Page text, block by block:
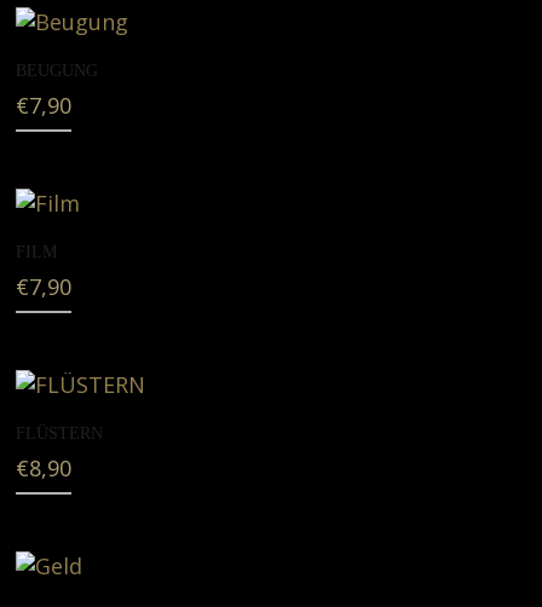
BEUGUNG
€7,90
FILM
€7,90
FLÜSTERN
€8,90